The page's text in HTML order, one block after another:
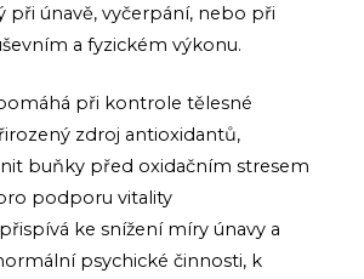
při únavě, vyčerpání, nebo při
a fyzickém výkonu.
při kontrole tělesné
zdroj antioxidantů,
buňky před oxidačním stresem
podporu vitality
ke snížení míry únavy a
psychické činnosti, k